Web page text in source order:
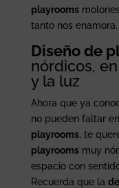
playrooms
tanto nos enamora.
Diseño de
nórdicos,
y la luz
Ahora que ya
no pueden faltar
playrooms, te
playroomsmuy
espacio con
Recuerda que la